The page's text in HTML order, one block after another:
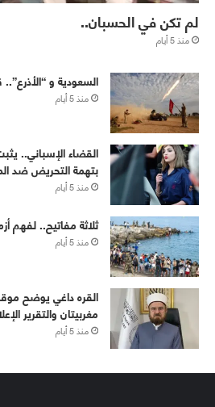
لم تكن في الحسبان..
منذ 5 أيام
‏⁧‫السعودية‬⁩ و
منذ 5 أيام
القضاء الإسباني..
بتهمة التحريض ضد
منذ 5 أيام
ثلاثة مفاتيح.. لفهم
منذ 5 أيام
القره داغي يوضح
مغربيتان والتقرير
منذ 5 أيام